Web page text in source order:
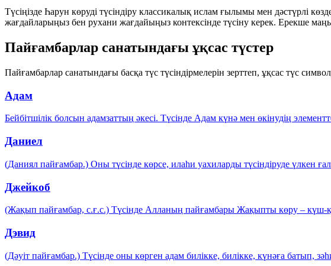
Түсіңізде Һарун көруді түсіндіру классикалық ислам ғылымы мен дәстүрлі
жағдайларыңыз бен рухани жағдайыңыз контексінде түсіну керек. Ерекше
Пайғамбарлар санатындағы ұқсас түстер
Пайғамбарлар санатындағы басқа түс түсіндірмелерін зерттеп, ұқсас түс
Адам
Бейбітшілік болсын адамзаттың әкесі. Түсінде Адам күнә мен өкінудің
Даниел
(Даниял пайғамбар.) Оны түсінде көрсе, илаһи уахиларды түсіндіруде үлкен
Джейкоб
(Жақып пайғамбар, с.ғ.с.) Түсінде Алланың пайғамбары Жақыпты көру – күш-
Дэвид
(Дәуіт пайғамбар.) Түсінде оны көрген адам билікке, билікке, күнәға батып,